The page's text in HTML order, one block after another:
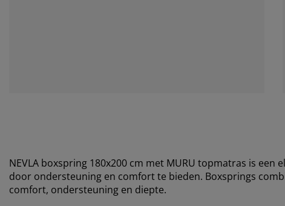
NEVLA boxspring 180x200 cm met MURU topmatras is
door ondersteuning en comfort te bieden. Boxsprings
comfort, ondersteuning en diepte.